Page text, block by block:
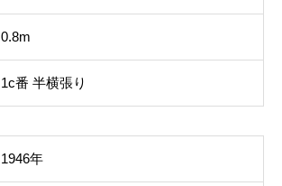
0.8m
1c番 半横張り
1946年